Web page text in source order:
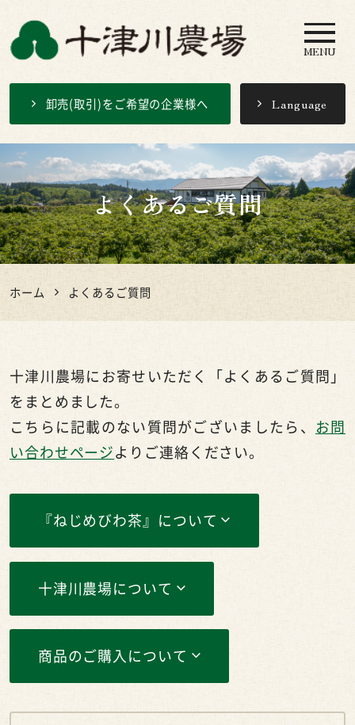
十津川農場
卸売(取引)をご希望の企業様へ Language
MENU
よくあるご質問
ホーム よくあるご質問
十津川農場にお寄せいただく「よくあるご質問」
をまとめました。
こちらに記載のない質問がございましたら、 お問
い合わせページよりご連絡ください。
『ねじめびわ茶』について
十津川農場について
商品のご購入について